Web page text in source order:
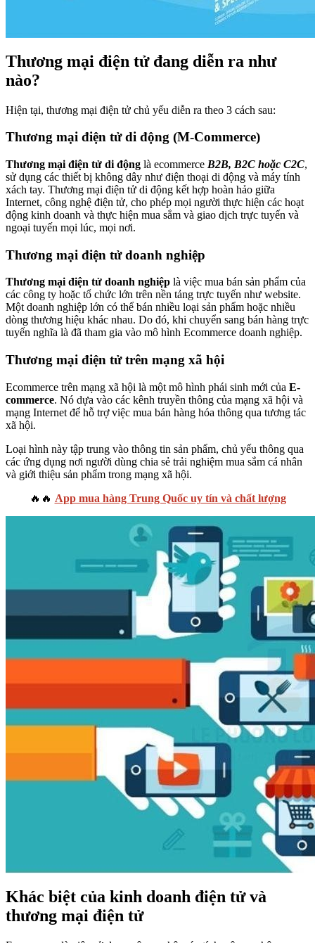
Thương mại điện tử đang diễn ra như
nào?
Hiện tại, thương mại điện tử chủ yếu diễn ra theo 3 cách sau:
Thương mại điện tử di động (M-Commerce)
Thương mại điện tử di động là ecommerce B2B, B2C hoặc C2C,
sử dụng các thiết bị không dây như điện thoại di động và máy tính
xách tay. Thương mại điện tử di động kết hợp hoàn hảo giữa
Internet, công nghệ điện tử, cho phép mọi người thực hiện các hoạt
động kinh doanh và thực hiện mua sắm và giao dịch trực tuyến và
ngoại tuyến mọi lúc, mọi nơi.
Thương mại điện tử doanh nghiệp
Thương mại điện tử doanh nghiệp là việc mua bán sản phẩm của
các công ty hoặc tổ chức lớn trên nền tảng trực tuyến như website.
Một doanh nghiệp lớn có thể bán nhiều loại sản phẩm hoặc nhiều
dòng thương hiệu khác nhau. Do đó, khi chuyển sang bán hàng trực
tuyến nghĩa là đã tham gia vào mô hình Ecommerce doanh nghiệp.
Thương mại điện tử trên mạng xã hội
Ecommerce trên mạng xã hội là một mô hình phái sinh mới của E-
commerce. Nó dựa vào các kênh truyền thông của mạng xã hội và
mạng Internet để hỗ trợ việc mua bán hàng hóa thông qua tương tác
xã hội.
Loại hình này tập trung vào thông tin sản phẩm, chủ yếu thông qua
các ứng dụng nơi người dùng chia sẻ trải nghiệm mua sắm cá nhân
và giới thiệu sản phẩm trong mạng xã hội.
🔥🔥 App mua hàng Trung Quốc uy tín và chất lượng
Khác biệt của kinh doanh điện tử và
thương mại điện tử